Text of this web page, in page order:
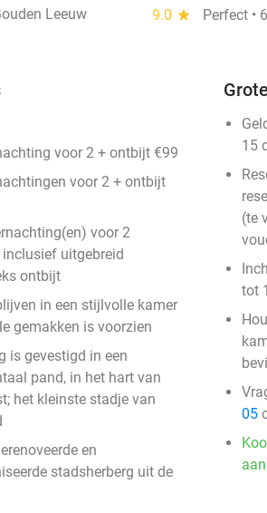
Leeuw 9.0 star
Perfect •
voor 2 + ontbijt €99
voor 2 + ontbijt
voor 2
inclusief uitgebreid
ontbijt
in een stijlvolle kamer
gemakken is voorzien
is gevestigd in een
pand, in het hart van
het kleinste stadje van
en
stadsherberg uit de
15
(te
tot
05